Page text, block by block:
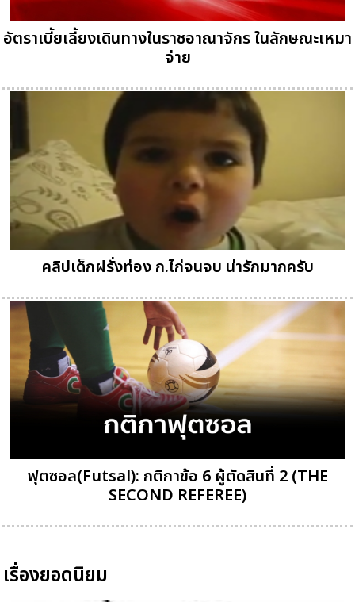
อัตราเบี้ยเลี้ยงเดินทางในราชอาณาจักร ในลักษณะเหมา
จ่าย
คลิปเด็กฝรั่งท่อง ก.ไก่จนจบ น่ารักมากครับ
ฟุตซอล(Futsal): กติกาข้อ 6 ผู้ตัดสินที่ 2 (THE
SECOND REFEREE)
เรื่องยอดนิยม